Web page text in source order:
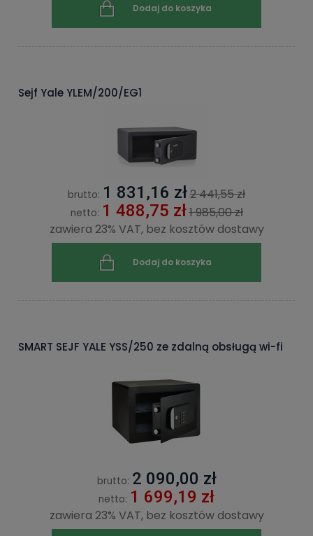
Dodaj do koszyka
Sejf Yale YLEM/200/EG1
brutto: 1 831,16 zł2 441,55 zł
netto: 1 488,75 zł1 985,00 zł
zawiera 23% VAT, bez kosztów dostawy
Dodaj do koszyka
SMART SEJF YALE YSS/250 ze zdalną obsługą wi-fi
brutto: 2 090,00 zł
netto: 1 699,19 zł
zawiera 23% VAT, bez kosztów dostawy